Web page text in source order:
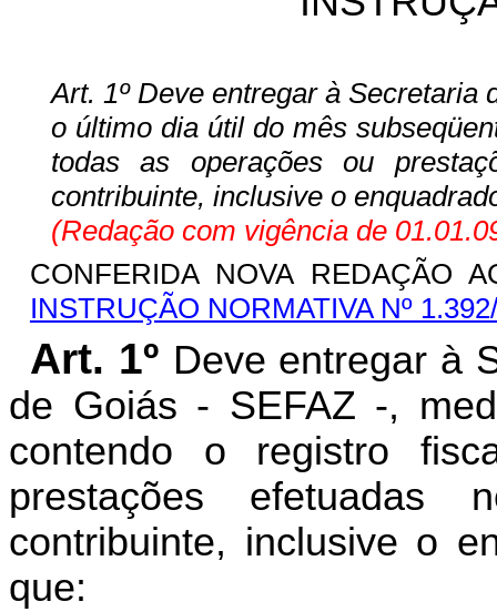
Art. 1º Deve entregar à Secretaria
o último dia útil do mês
todas as operações ou
contribuinte, inclusive o
(Redação com vigência de
CONFERIDA NOVA REDAÇÃO
INSTRUÇÃO NORMATIVA Nº
Art. 1º Deve entregar à
de Goiás - SEFAZ -,
contendo o registro
prestações
contribuinte, inclusive o
que: